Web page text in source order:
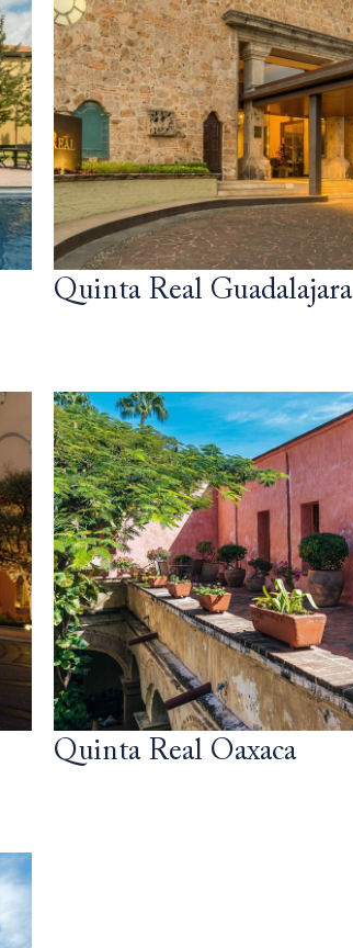
Quinta Real Guadalajara
Quinta Real Oaxaca